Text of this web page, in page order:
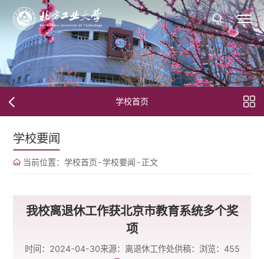
学校首页
学校要闻
当前位置： 学校首页-学校要闻 -正文
我校离退休工作获北京市教育系统多个奖
项
时间：2024-04-30来源：离退休工作处供稿： 浏览： 455